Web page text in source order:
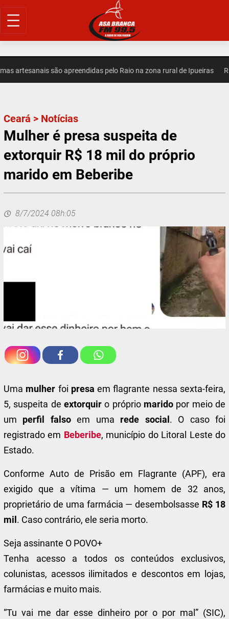
Pular
para
artesanais são apreendidas pelo Raio na zona rural de Ipueiras
Ceará > Notícias
Mulher é presa suspeita de
extorquir R$ 18 mil do próprio
marido em Beberibe
8/7/2024 08h:05
Uma mulher foi presa em flagrante nessa sexta-feira,
5, suspeita deextorquir o próprio marido por meio de
um perfil falsoem uma rede social . O caso foi
registrado em Beberibe, município do Litoral Leste do
Estado.
Conforme Auto de Prisão em Flagrante (APF), era
exigido que a vítima — um homem de 32 anos,
proprietário de uma farmácia — desembolsasse R$ 18
mil . Caso contrário, ele seria morto.
Seja assinante O POVO+
Tenha acesso a todos os conteúdos exclusivos,
colunistas, acessos ilimitados e descontos em lojas,
farmácias e muito mais.
“Tu vai me dar esse dinheiro por o por mal” (SIC),